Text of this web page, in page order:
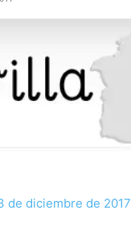
de diciembre de 2017